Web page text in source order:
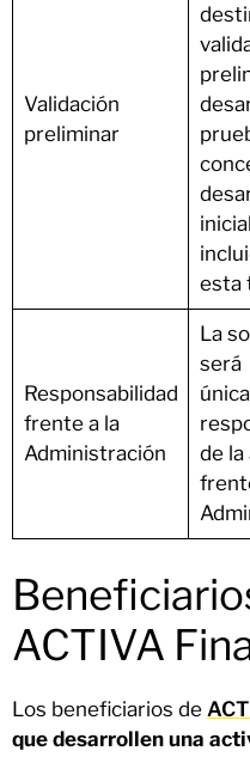
Validación
preliminar
esta
Responsabilidad
frente a la
Administración
La
será
de la
ACTIVA
Los beneficiarios de
que desarrollen una